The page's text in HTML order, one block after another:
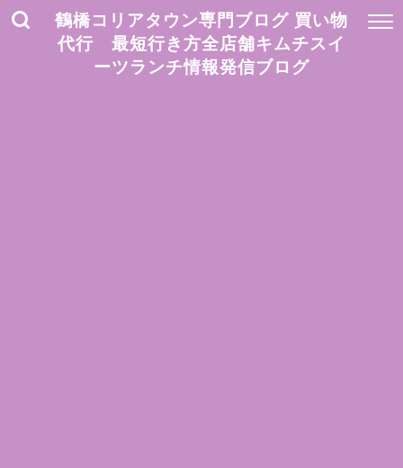
鶴橋コリアタウン専門ブログ 買い物
代行 最短行き方全店舗キムチスイ
ーツランチ情報発信ブログ